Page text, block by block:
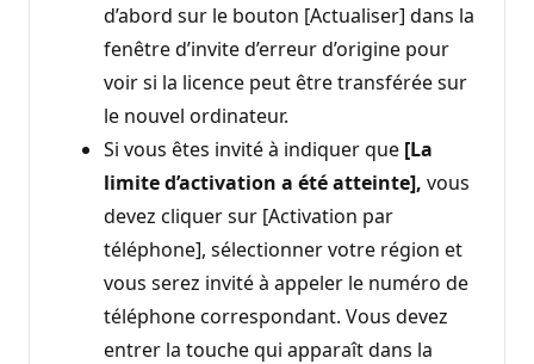
d’abord sur le bouton [Actualiser] dans la
fenêtre d’invite d’erreur d’origine pour
voir si la licence peut être transférée sur
le nouvel ordinateur.
Si vous êtes invité à indiquer que [La
limite d’activation a été atteinte], vous
devez cliquer sur [Activation par
téléphone], sélectionner votre région et
vous serez invité à appeler le numéro de
téléphone correspondant. Vous devez
entrer la touche qui apparaît dans la